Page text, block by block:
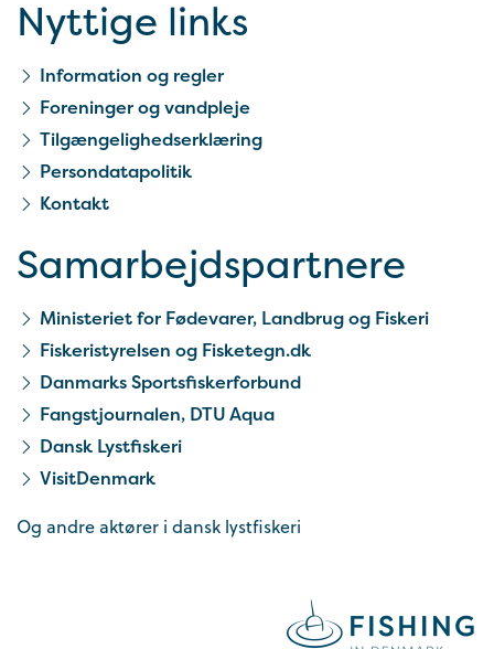
Nyttige links
Information og regler
Foreninger og vandpleje
Tilgængelighedserklæring
Persondatapolitik
Kontakt
Samarbejds­partnere
Ministeriet for Fødevarer, Landbrug og Fiskeri
Fiskeristyrelsen og Fisketegn.dk
Danmarks Sportsfiskerforbund
Fangstjournalen, DTU Aqua
Dansk Lystfiskeri
VisitDenmark
Og andre aktører i dansk lystfiskeri